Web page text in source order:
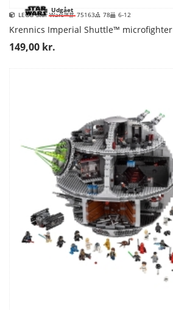
Udgået
LEGO Star Wars™ 75163 78 6-12
Krennics Imperial Shuttle™ microfighter
149,00 kr.